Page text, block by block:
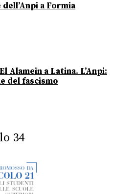
a Formia
Alamein a Latina. L’Anpi:
del fascismo
34